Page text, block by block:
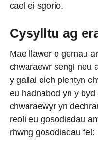
cael ei sgorio.
Cysylltu ag
Mae llawer o gemau
chwaraewr sengl neu
y gallai eich plentyn
eu hadnabod yn y byd
chwaraewyr yn
reoli eu gosodiadau
rhwng gosodiadau fel: